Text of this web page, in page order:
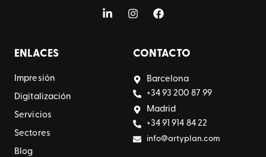
ENLACES
Impresión
Digitalización
Servicios
Sectores
Blog
CONTACTO
Barcelona
+34 93 200 87 99
Madrid
+34 91 914 84 22
info@artyplan.com